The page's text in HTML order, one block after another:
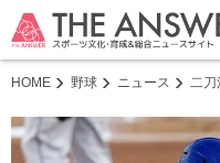
HOME 野球 ニュース 二